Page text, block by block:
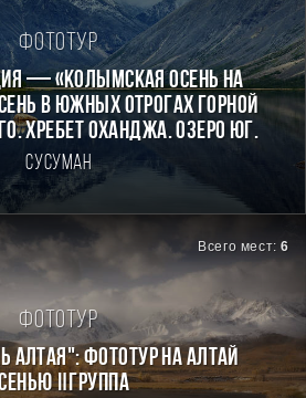
Фототур
— «Колымская осень на
в южных отрогах горной
Хребет Оханджа. Озеро Юг.
Сусуман
Всего мест:6
Фототур
АЛТАЯ": ФОТОТУР НА АЛТАЙ
Ⅱгруппа